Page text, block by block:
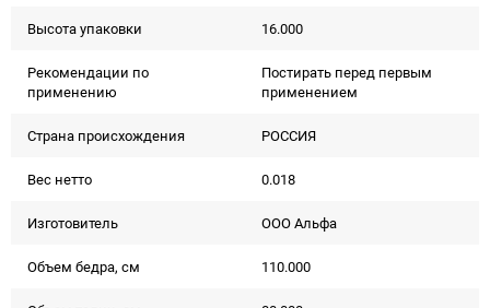
Высота упаковки 16.000
Рекомендации по
применению
Постирать перед первым
применением
Страна происхождения РОССИЯ
Вес нетто 0.018
Изготовитель ООО Альфа
Объем бедра, см 110.000